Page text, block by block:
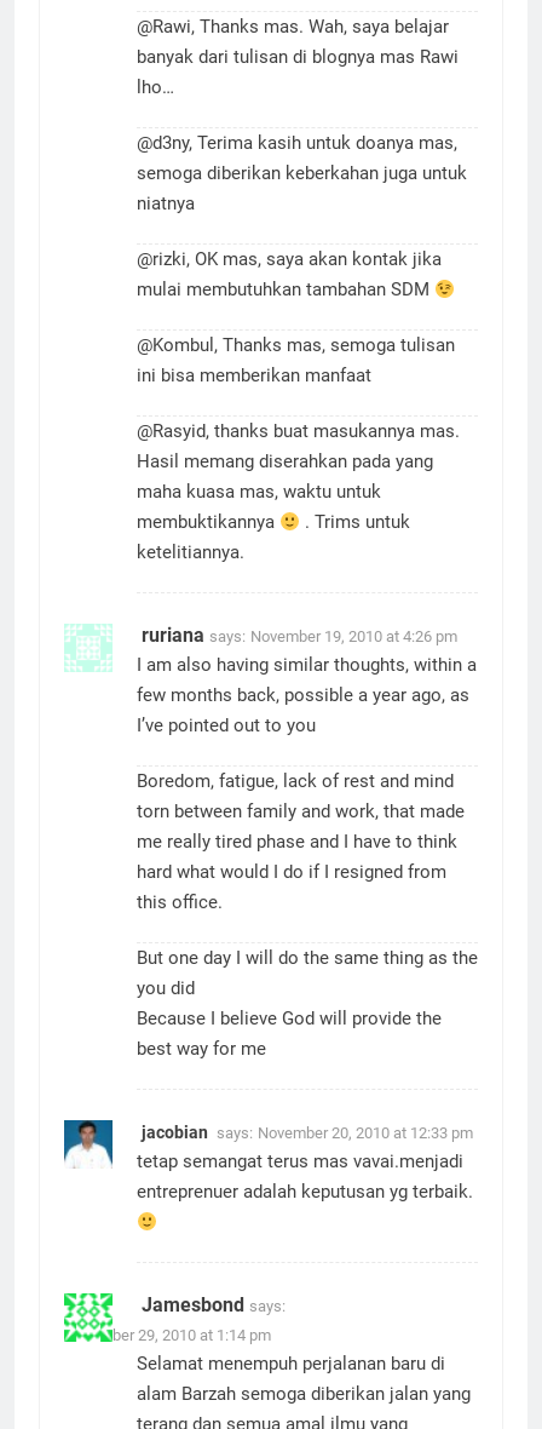
@Rawi, Thanks mas. Wah, saya belajar
banyak dari tulisan di blognya mas Rawi
@d3ny, Terima kasih untuk doanya mas,
semoga diberikan keberkahan juga untuk
@rizki, OK mas, saya akan kontak jika
@Kombul, Thanks mas, semoga tulisan
@Rasyid, thanks buat masukannya mas.
Hasil memang diserahkan pada yang
maha kuasa mas, waktu untuk
membuktikannya
ruriana says: November 19, 2010 at 4:26 pm
I am also having similar thoughts, within a
few months back, possible a year ago, as
Boredom, fatigue, lack of rest and mind
torn between family and work, that made
me really tired phase and I have to think
hard what would I do if I resigned from
But one day I will do the same thing as the
you did
Because I believe God will provide the
jacobian says: November 20, 2010 at 12:33 pm
tetap semangat terus mas vavai.menjadi
entreprenuer adalah keputusan yg terbaik.
Jamesbond says:
November 29, 2010 at 1:14 pm
Selamat menempuh perjalanan baru di
alam Barzah semoga diberikan jalan yang